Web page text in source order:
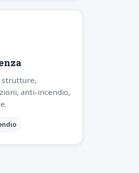
strutture,
anti-incendio,